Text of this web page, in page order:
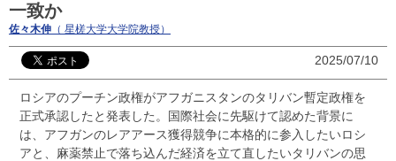
一致か
佐々木伸 （ 星槎大学大学院教授）
2025/07/10
ロシアのプーチン政権がアフガニスタンのタリバン暫定政権を
正式承認したと発表した。国際社会に先駆けて認めた背景に
は、アフガンのレアアース獲得競争に本格的に参入したいロシ
アと、麻薬禁止で落ち込んだ経済を立て直したいタリバンの思